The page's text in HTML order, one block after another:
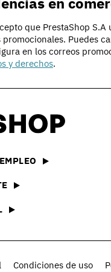
tecnología que hay
commerce
Nuestra oferta
Compara y elige la oferta
para tu negocio
una tienda online
todas las formas
Inspírate en magníficas
y
que PrestaShop
Puedes
en los correos
y derechos.
EMPLEO
Condiciones de uso